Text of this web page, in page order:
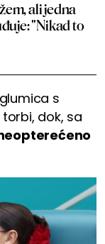
ali jedna
"Nikad to
s
dok, sa